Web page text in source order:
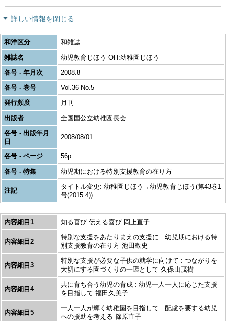
詳しい情報を閉じる
和洋区分
和雑誌
雑誌名
幼児教育じほう OH:幼稚園じほう
各号 - 年月次
2008.8
各号 - 巻号
Vol.36 No.5
発行頻度
月刊
出版者
全国国公立幼稚園長会
各号 - 出版年月
日
2008/08/01
各号 - ページ
56p
各号 - 特集
幼児期における特別支援教育の在り方
注記
タイトル変更: 幼稚園じほう→幼児教育じほう(第43巻1
号(2015.4))
内容細目1 知る喜び 伝える喜び 岡上直子
内容細目2
特別な支援をあたりまえの支援に : 幼児期における特
別支援教育の在り方 池田敬史
内容細目3
特別な支援が必要な子供の就学に向けて : つながりを
大切にする園づくりの一環として 久保山茂樹
内容細目4
共に育ち合う幼児の育成 : 幼児一人一人に応じた支援
を目指して 福田久美子
内容細目5
一人一人が輝く幼稚園を目指して : 配慮を要する幼児
への援助を考える 篠原直子